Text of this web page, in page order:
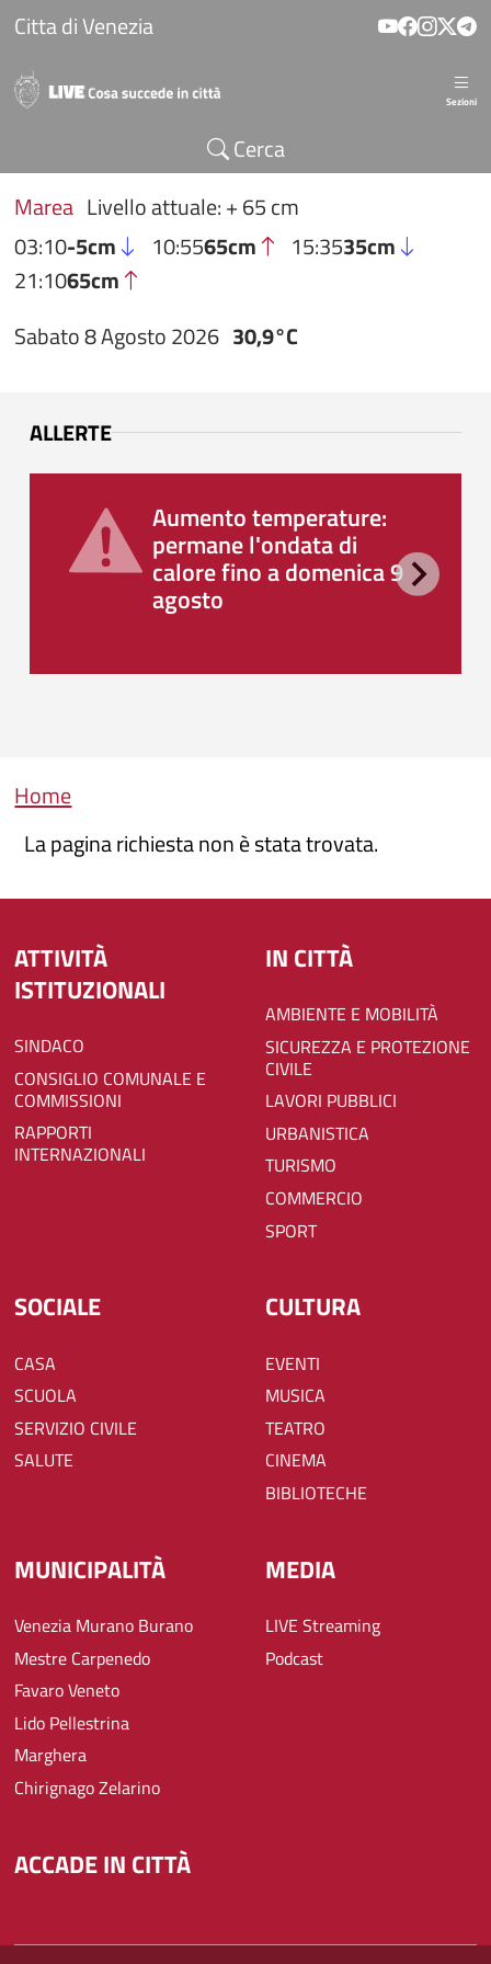
Salta al contenuto principale
Citta di Venezia
Sezioni
Cerca
Marea Livello attuale: + 65 cm
03:10-5cm 10:5565cm 15:3535cm
21:1065cm
Sabato 8 Agosto 2026 30,9°C
ALLERTE
Aumento temperature:
permane l'ondata di
calore fino a domenica 9
agosto
Briciole di pane
Home
La pagina richiesta non è stata trovata.
ATTIVITÀ
ISTITUZIONALI
SINDACO
CONSIGLIO COMUNALE E
COMMISSIONI
RAPPORTI
INTERNAZIONALI
IN CITTÀ
AMBIENTE E MOBILITÀ
SICUREZZA E PROTEZIONE
CIVILE
LAVORI PUBBLICI
URBANISTICA
TURISMO
COMMERCIO
SPORT
SOCIALE
CASA
SCUOLA
SERVIZIO CIVILE
SALUTE
CULTURA
EVENTI
MUSICA
TEATRO
CINEMA
BIBLIOTECHE
MUNICIPALITÀ
Venezia Murano Burano
Mestre Carpenedo
Favaro Veneto
Lido Pellestrina
Marghera
Chirignago Zelarino
MEDIA
LIVE Streaming
Podcast
ACCADE IN CITTÀ